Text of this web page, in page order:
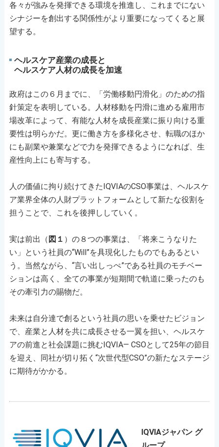
各々が強みを発揮できる環境を推進し、これまでにない
シナジーを創出する関係性がより重要になってくると展
望する。
ヘルスケア産業の成長と
ヘルスケア人材の成長を加速
政府はこの６月までに、「労働移動円滑化」のための指
針策定を表明している。人材移動を円滑に進める雇用市
場改革によって、有能な人材を成長産業に振り向ける重
要性は明らかだ。更に働き方を多様化させ、転職のほか
にも副業や兼業などで力を発揮できるようになれば、生
産性向上にも寄与する。
人の価値に拘り続けてきたIQVIAのCSO事業は、ヘルスケ
ア業界全体の人財プラットフォームとして新たな役割を
担うことで、これを後押ししていく。
実は前出（ 図１ ）の８つの事業は、「将来こうなりた
い」という社員の“Will”を具現化したものでもあるとい
う。当然ながら、“言い出しっぺ”である社員のモチベー
ションは高く、全ての事業が短期間で軌道に乗ったのも
その牽引力の賜物だ。
未来は自分達で創るという社員の思いを乗せたビジョン
で、産業と人材を共に成長させる一翼を担い、ヘルスケ
アの前進と社会課題に挑むIQVIA― CSOとして25年の節目
を迎え、同社が切り拓く“次世代型CSO”の新たなステージ
に期待がかかる。
IQVIAジャパン グ
ループ